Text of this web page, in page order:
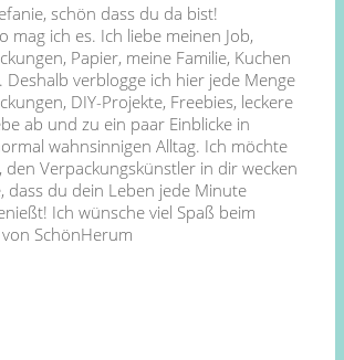
schön dass du da bist!
mag ich es. Ich liebe meinen Job,
Papier, meine Familie, Kuchen
Deshalb verblogge ich hier jede Menge
DIY-Projekte, Freebies, leckere
ab und zu ein paar Einblicke in
wahnsinnigen Alltag. Ich möchte
den Verpackungskünstler in dir wecken
dass du dein Leben jede Minute
Ich wünsche viel Spaß beim
SchönHerum